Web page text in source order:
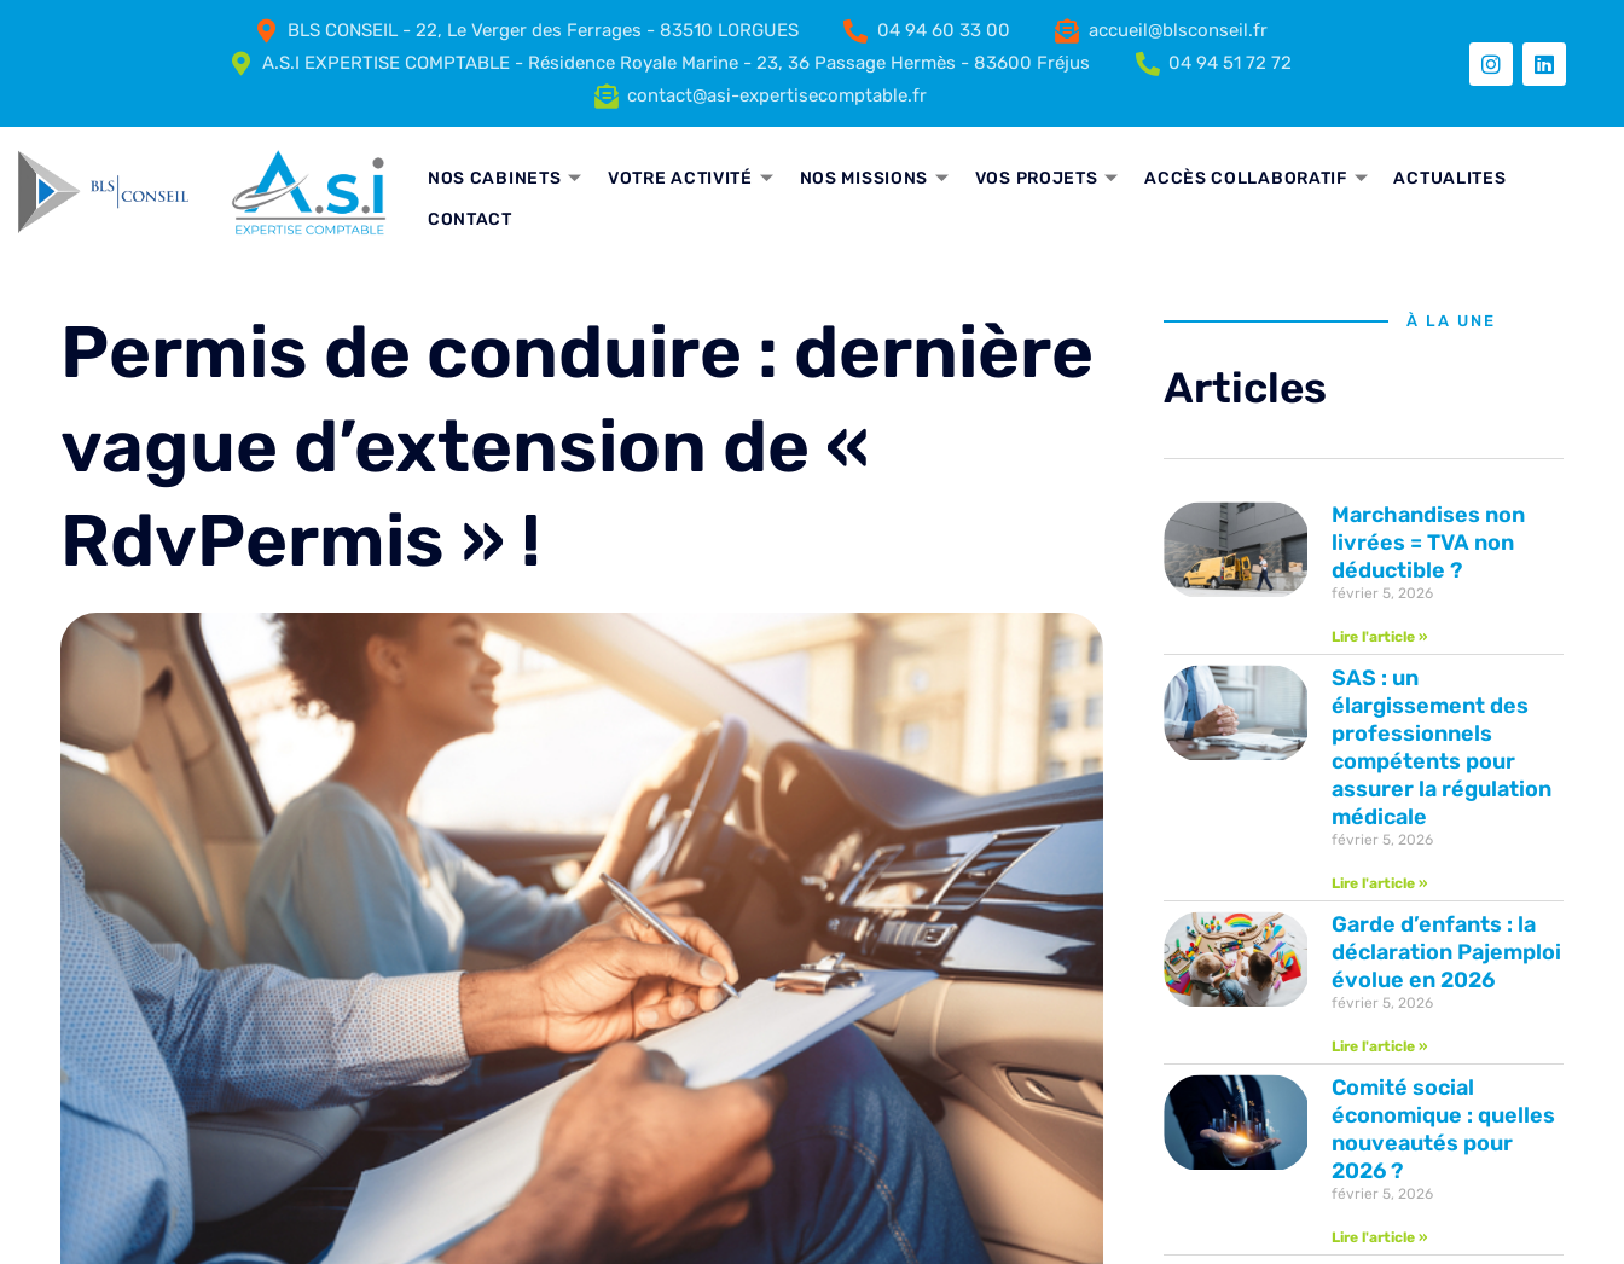
BLS CONSEIL - 22, Le Verger des Ferrages - 83510 LORGUES 04 94 60 33 00
accueil@blsconseil.fr
A.S.I EXPERTISE COMPTABLE - Résidence Royale Marine - 23, 36 Passage Hermès - 83600 Fréjus
04 94 51 72 72
contact@asi-expertisecomptable.fr
NOS CABINETS VOTRE ACTIVITÉ NOS MISSIONS VOS PROJETS ACCÈS COLLABORATIF
ACTUALITES
CONTACT
Permis de conduire : dernière
vague d’extension de «
RdvPermis » !
À LA UNE
Articles
Marchandises non
livrées = TVA non
déductible ?
février 5, 2026
Lire l'article »
SAS : un
élargissement des
professionnels
compétents pour
assurer la régulation
médicale
février 5, 2026
Lire l'article »
Garde d’enfants : la
déclaration Pajemploi
évolue en 2026
février 5, 2026
Lire l'article »
Comité social
économique : quelles
nouveautés pour
2026 ?
février 5, 2026
Lire l'article »